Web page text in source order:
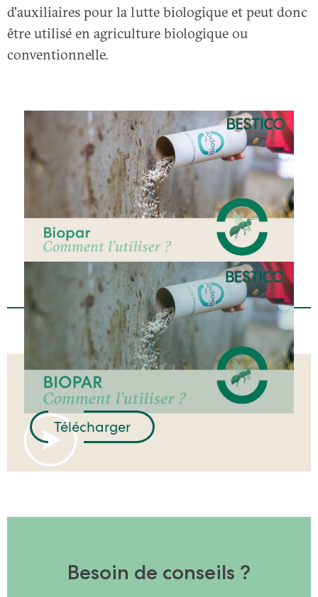
d'auxiliaires pour la lutte biologique et peut donc
être utilisé en agriculture biologique ou
conventionnelle.
Brochure technique BIOPAR
Télécharger
Besoin de conseils ?